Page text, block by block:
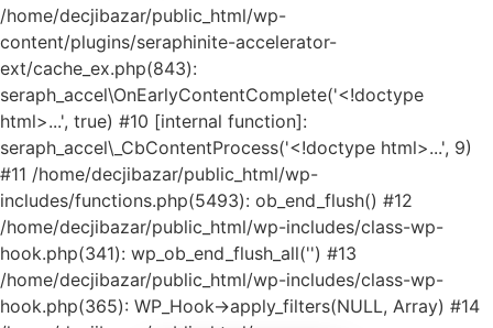
Kako mogu da
pomognem?
Zdravo! Ja sam
Niwa Ai
Asistent. Pitajte
me šta god o
ovom sajtu ili
recite mi kako
mogu da
pomognem.
/home/decjibazar/public_html/wp-
content/plugins/seraphinite-accelerator-
ext/cache_ex.php(843):
seraph_accel\OnEarlyContentComplete('<!doctype
html>...', true) #10 [internal function]:
seraph_accel\_CbContentProcess('<!doctype html>...', 9)
#11 /home/decjibazar/public_html/wp-
includes/functions.php(5493): ob_end_flush() #12
/home/decjibazar/public_html/wp-includes/class-wp-
hook.php(341): wp_ob_end_flush_all('') #13
/home/decjibazar/public_html/wp-includes/class-wp-
hook.php(365): WP_Hook->apply_filters(NULL, Array) #14